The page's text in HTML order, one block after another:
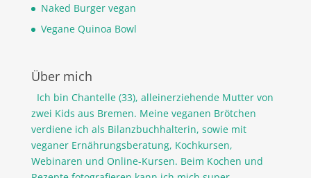
Naked Burger vegan
Vegane Quinoa Bowl
Über mich
Ich bin Chantelle (33), alleinerziehende Mutter von
zwei Kids aus Bremen. Meine veganen Brötchen
verdiene ich als Bilanzbuchhalterin, sowie mit
veganer Ernährungsberatung, Kochkursen,
Webinaren und Online-Kursen. Beim Kochen und